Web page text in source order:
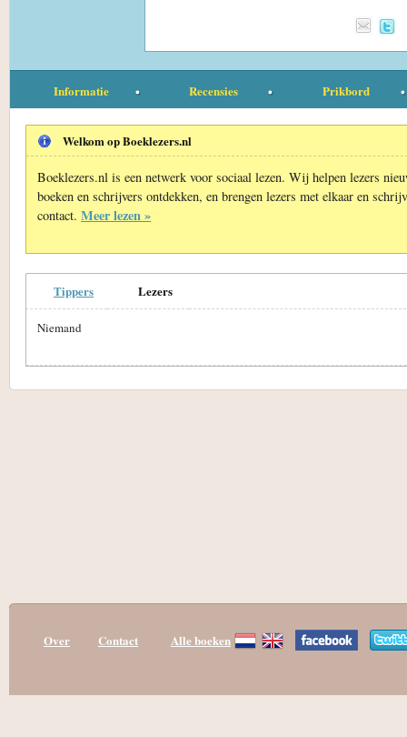
Informatie Recensies Prikbord
Welkom op Boeklezers.nl
Boeklezers.nl is een netwerk voor sociaal lezen. Wij helpen lezers
boeken en schrijvers ontdekken, en brengen lezers met elkaar en
contact. Meer lezen »
Tippers Lezers
Niemand
Over Contact Alle boeken